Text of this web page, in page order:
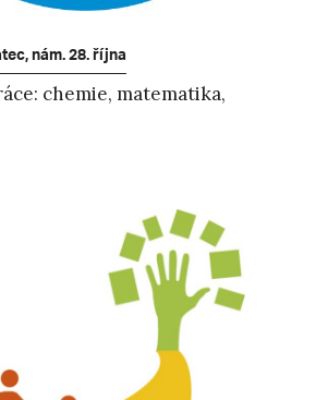
nám. 28. října
chemie, matematika,